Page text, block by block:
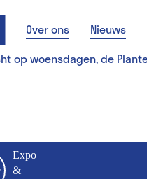
Over ons Nieuws
op woensdagen, de
Expo
&